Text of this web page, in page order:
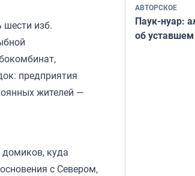
шести изб.
предприятия
жителей —
куда
с Севером,
АВТОРСКОЕ
Паук-нуар:
об уставшем